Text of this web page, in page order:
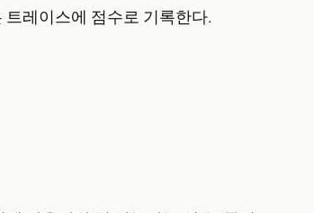
레이스에 점수로 기록한다.